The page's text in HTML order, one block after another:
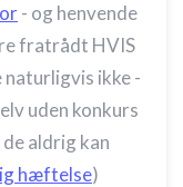
- og henvende
fratrådt HVIS
naturligvis ikke -
uden konkurs
aldrig kan
hæftelse)